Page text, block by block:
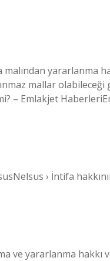
yararlanma
mallar olabileceği
– Emlakjet
› İntifa
ve yararlanma hakkı